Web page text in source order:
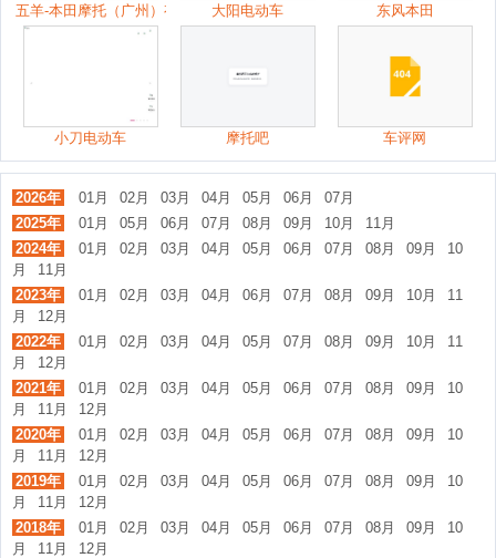
五羊-本田摩托（广州）有限公司大阳电动车 东风本田
小刀电动车 摩托吧 车评网
2026年 01月 02月 03月 04月 05月 06月
07月
2025年
01月 05月 06月 07月 08月 09月 10月
11月
2024年
01月 02月 03月 04月 05月 06月 07月 08月 09月
10
月
11月
2023年
01月 02月 03月 04月 06月 07月 08月 09月 10月
11
月
12月
2022年
01月 02月 03月 04月 05月 07月 08月 09月 10月
11
月
12月
2021年
01月 02月 03月 04月 05月 06月 07月 08月 09月
10
月
11月
12月
2020年
01月 02月 03月 04月 05月 06月 07月 08月 09月
10
月
11月
12月
2019年
01月 02月 03月 04月 05月 06月 07月 08月 09月
10
月
11月
12月
2018年
01月 02月 03月 04月 05月 06月 07月 08月 09月
10
月
11月
12月